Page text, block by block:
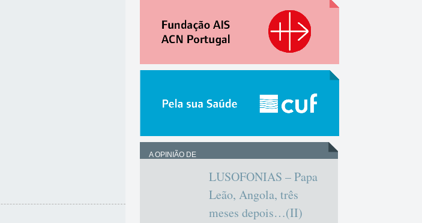
A OPINIÃO DE
LUSOFONIAS – Papa
Leão, Angola, três
meses depois…(II)